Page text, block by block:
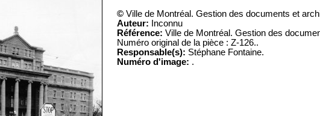
© Ville de Montréal. Gestion des documents et
Auteur: Inconnu
Référence: Ville de Montréal. Gestion des
Numéro original de la pièce : Z-126..
Responsable(s): Stéphane Fontaine.
Numéro d'image: .